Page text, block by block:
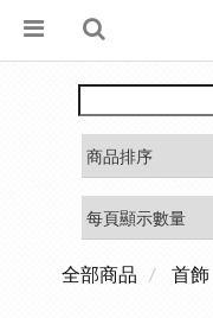
全部商品 首飾